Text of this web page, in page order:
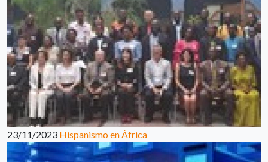
23/11/2023 Hispanismo en África